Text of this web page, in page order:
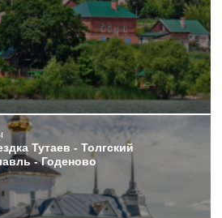
Тутаев - Толгский
- Годеново